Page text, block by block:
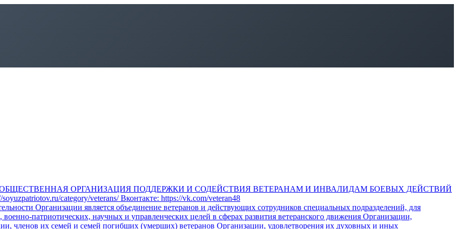
ОРГАНИЗАЦИЯ ПОДДЕРЖКИ И СОДЕЙСТВИЯ ВЕТЕРАНАМ И ИНВАЛИДАМ БОЕВЫХ ДЕЙСТВИЙ
category/veterans/ Вконтакте: https://vk.com/veteran48
Организации является объединение ветеранов и действующих сотрудников специальных подразделений, для
патриотических, научных и управленческих целей в сферах развития ветеранского движения Организации,
членов их семей и семей погибших (умерших) ветеранов Организации, удовлетворения их духовных и иных